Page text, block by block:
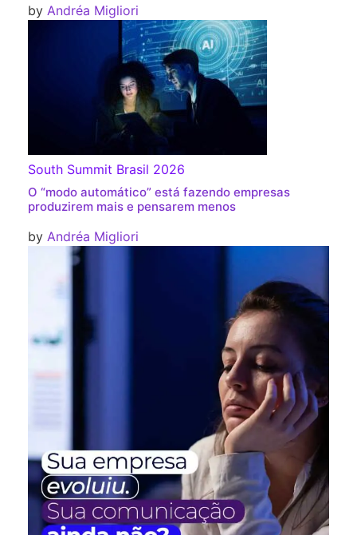
by Andréa Migliori
South Summit Brasil 2026
O “modo automático” está fazendo empresas
produzirem mais e pensarem menos
by Andréa Migliori